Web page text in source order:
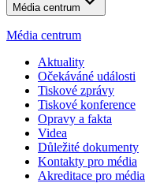
Média centrum
Média centrum
Aktuality
Očekáváné události
Tiskové zprávy
Tiskové konference
Opravy a fakta
Videa
Důležité dokumenty
Kontakty pro média
Akreditace pro média